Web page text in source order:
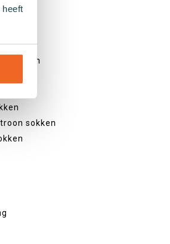
print
sokken
sokken